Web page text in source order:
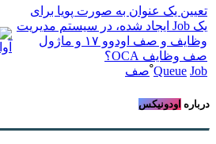
تعیین یک عنوان به صورت پویا برای
یک Job ایجاد شده، در سیستم مدیریت
وظایف و صف اودوو ۱۷ و ماژول
صف وظایف OCA؟
Queue Job ْصف
درباره اودونیکس